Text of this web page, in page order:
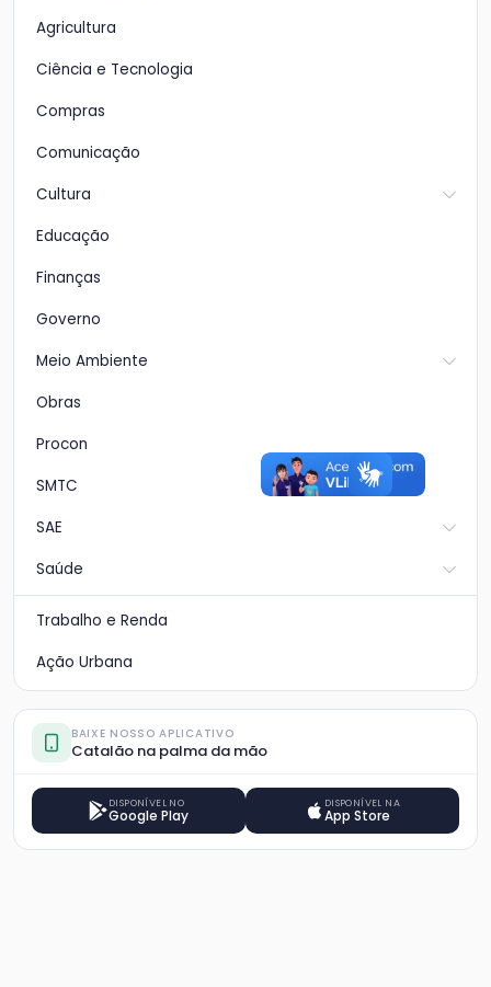
Agricultura
Ciência e Tecnologia
Compras
Comunicação
Cultura
Educação
Finanças
Governo
Meio Ambiente
Obras
Procon
SMTC
SAE
Saúde
Trabalho e Renda
Ação Urbana
BAIXE NOSSO APLICATIVO
Catalão na palma da mão
DISPONÍVEL NO
Google Play
DISPONÍVEL NA
App Store